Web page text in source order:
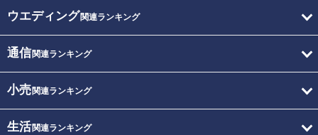
ウエディング関連ランキング
通信関連ランキング
小売関連ランキング
生活関連ランキング